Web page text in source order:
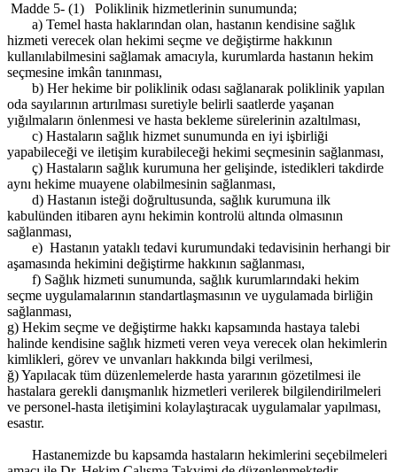
Madde 5- (1) Poliklinik hizmetlerinin sunumunda;
a) Temel hasta haklarından olan, hastanın kendisine sağlık
hizmeti verecek olan hekimi seçme ve değiştirme hakkının
kullanılabilmesini sağlamak amacıyla, kurumlarda hastanın hekim
seçmesine imkân tanınması,
b) Her hekime bir poliklinik odası sağlanarak poliklinik yapılan
oda sayılarının artırılması suretiyle belirli saatlerde yaşanan
yığılmaların önlenmesi ve hasta bekleme sürelerinin azaltılması,
c) Hastaların sağlık hizmet sunumunda en iyi işbirliği
yapabileceği ve iletişim kurabileceği hekimi seçmesinin sağlanması,
ç) Hastaların sağlık kurumuna her gelişinde, istedikleri takdirde
aynı hekime muayene olabilmesinin sağlanması,
d) Hastanın isteği doğrultusunda, sağlık kurumuna ilk
kabulünden itibaren aynı hekimin kontrolü altında olmasının
sağlanması,
e) Hastanın yataklı tedavi kurumundaki tedavisinin herhangi bir
aşamasında hekimini değiştirme hakkının sağlanması,
f) Sağlık hizmeti sunumunda, sağlık kurumlarındaki hekim
seçme uygulamalarının standartlaşmasının ve uygulamada birliğin
sağlanması,
g) Hekim seçme ve değiştirme hakkı kapsamında hastaya talebi
halinde kendisine sağlık hizmeti veren veya verecek olan hekimlerin
kimlikleri, görev ve unvanları hakkında bilgi verilmesi,
ğ) Yapılacak tüm düzenlemelerde hasta yararının gözetilmesi ile
hastalara gerekli danışmanlık hizmetleri verilerek bilgilendirilmeleri
ve personel-hasta iletişimini kolaylaştıracak uygulamalar yapılması,
esastır.
Hastanemizde bu kapsamda hastaların hekimlerini seçebilmeleri